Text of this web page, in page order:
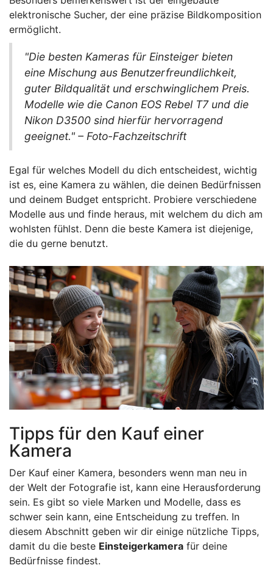
elektronische Sucher, der eine präzise Bildkomposition
ermöglicht.
"Die besten Kameras für Einsteiger bieten
eine Mischung aus Benutzerfreundlichkeit,
guter Bildqualität und erschwinglichem Preis.
Modelle wie die Canon EOS Rebel T7 und die
Nikon D3500 sind hierfür hervorragend
geeignet." – Foto-Fachzeitschrift
Egal für welches Modell du dich entscheidest, wichtig
ist es, eine Kamera zu wählen, die deinen Bedürfnissen
und deinem Budget entspricht. Probiere verschiedene
Modelle aus und finde heraus, mit welchem du dich am
wohlsten fühlst. Denn die beste Kamera ist diejenige,
die du gerne benutzt.
Tipps für den Kauf einer
Kamera
Der Kauf einer Kamera, besonders wenn man neu in
der Welt der Fotografie ist, kann eine Herausforderung
sein. Es gibt so viele Marken und Modelle, dass es
schwer sein kann, eine Entscheidung zu treffen. In
diesem Abschnitt geben wir dir einige nützliche Tipps,
damit du die beste Einsteigerkamera für deine
Bedürfnisse findest.